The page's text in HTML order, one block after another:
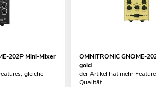
202P Mini-Mixer
gleiche
OMNITRONIC GNOME-
gold
der Artikel hat mehr
Qualität